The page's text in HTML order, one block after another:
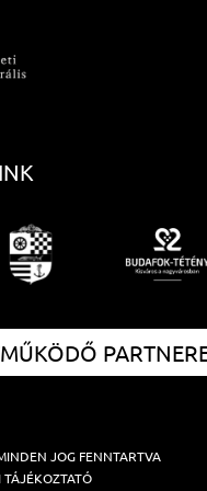
JOG FENNTARTVA